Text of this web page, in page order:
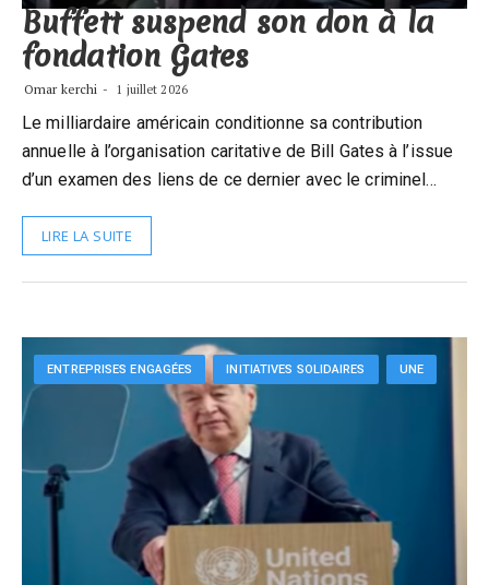
Buffett suspend son don à la
fondation Gates
Omar kerchi 1 juillet 2026
Le milliardaire américain conditionne sa contribution
annuelle à l’organisation caritative de Bill Gates à l’issue
d’un examen des liens de ce dernier avec le criminel…
LIRE LA SUITE
ENTREPRISES ENGAGÉES INITIATIVES SOLIDAIRES UNE